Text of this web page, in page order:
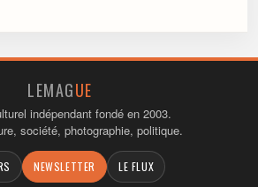
LEMAGUE
indépendant fondé en 2003.
société, photographie, politique.
NEWSLETTER LE FLUX